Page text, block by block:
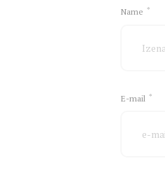
Name
E-mail